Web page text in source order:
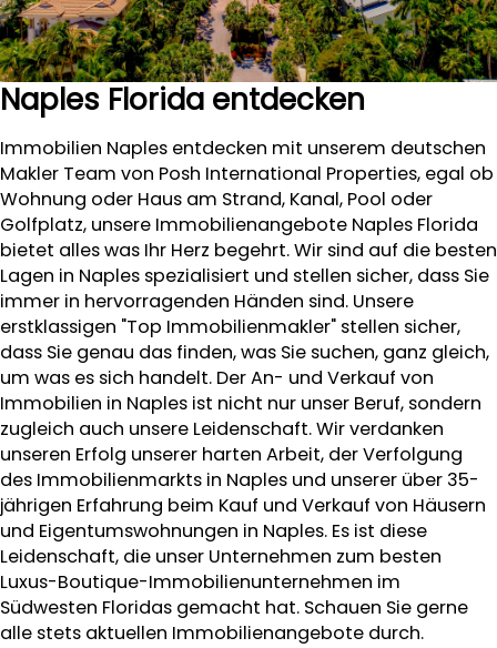
Naples Florida entdecken
Immobilien Naples entdecken mit unserem deutschen
Makler Team von Posh International Properties, egal ob
Wohnung oder Haus am Strand, Kanal, Pool oder
Golfplatz, unsere Immobilienangebote Naples Florida
bietet alles was Ihr Herz begehrt. Wir sind auf die besten
Lagen in Naples spezialisiert und stellen sicher, dass Sie
immer in hervorragenden Händen sind. Unsere
erstklassigen "Top Immobilienmakler" stellen sicher,
dass Sie genau das finden, was Sie suchen, ganz gleich,
um was es sich handelt. Der An- und Verkauf von
Immobilien in Naples ist nicht nur unser Beruf, sondern
zugleich auch unsere Leidenschaft. Wir verdanken
unseren Erfolg unserer harten Arbeit, der Verfolgung
des Immobilienmarkts in Naples und unserer über 35-
jährigen Erfahrung beim Kauf und Verkauf von Häusern
und Eigentumswohnungen in Naples. Es ist diese
Leidenschaft, die unser Unternehmen zum besten
Luxus-Boutique-Immobilienunternehmen im
Südwesten Floridas gemacht hat. Schauen Sie gerne
alle stets aktuellen Immobilienangebote durch.